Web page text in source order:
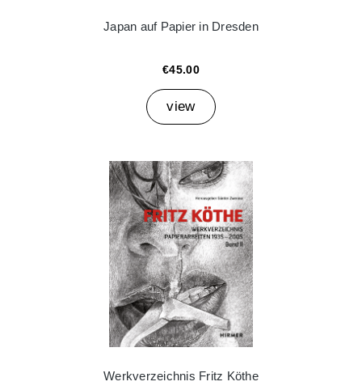
Japan auf Papier in Dresden
€45.00
view
Werkverzeichnis Fritz Köthe